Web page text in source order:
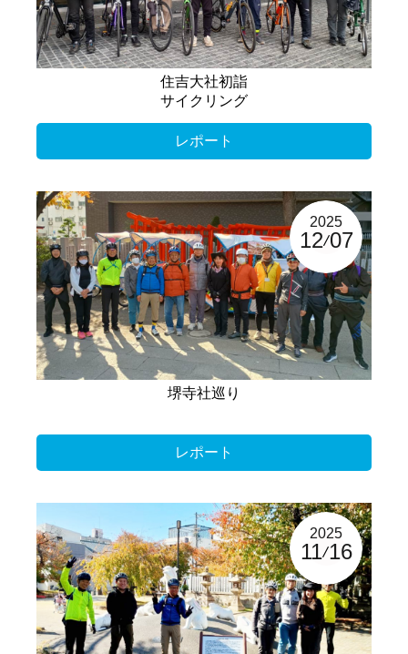
住吉大社初詣
サイクリング
レポート
2025
12 07
堺寺社巡り
レポート
2025
11 16